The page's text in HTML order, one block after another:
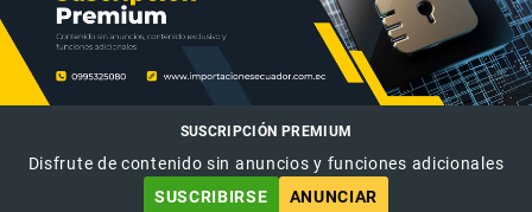
SUSCRIPCIÓN PREMIUM
Disfrute de contenido sin anuncios y funciones adicionales
SUSCRIBIRSE
ANUNCIAR